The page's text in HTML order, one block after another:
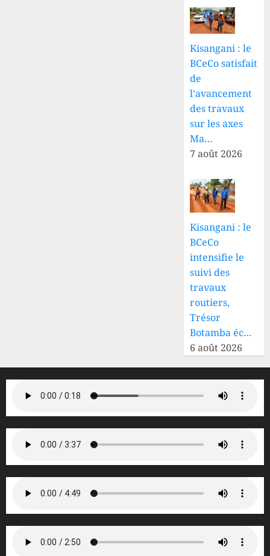
Kisangani : le
BCeCo satisfait
de
l’avancement
des travaux
sur les axes
Ma…
7 août 2026
Kisangani : le
BCeCo
intensifie le
suivi des
travaux
routiers,
Trésor
Botamba éc…
6 août 2026